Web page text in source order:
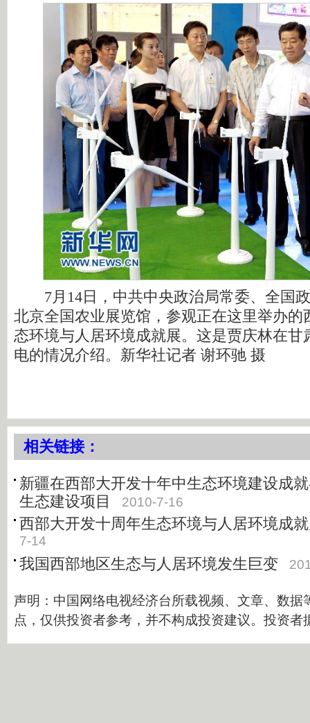
7月14日，中共中央政治局常委、全国
北京全国农业展览馆，参观正在这里举办的
态环境与人居环境成就展。这是贾庆林在甘
电的情况介绍。新华社记者 谢环驰 摄
相关链接：
新疆在西部大开发十年中生态环境建设成
生态建设项目
2010-7-16
西部大开发十周年生态环境与人居环境成
7-14
我国西部地区生态与人居环境发生巨变
声明：中国网络电视经济台所载视频、文章、数据
点，仅供投资者参考，并不构成投资建议。投资者